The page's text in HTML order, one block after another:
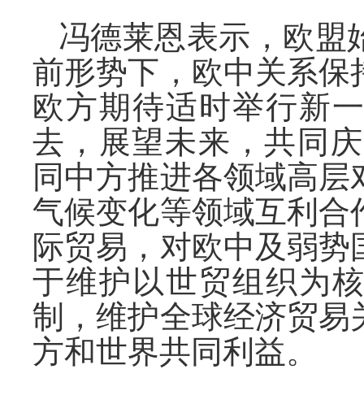
冯德莱恩表示，欧盟
前形势下，欧中关系
欧方期待适时举行新
去，展望未来，共同
同中方推进各领域高
气候变化等领域互利
际贸易，对欧中及弱
于维护以世贸组织为
制，维护全球经济贸
方和世界共同利益。